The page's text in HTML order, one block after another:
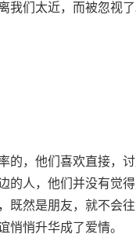
我们太近，而被忽视
的，他们喜欢直接，
的人，他们并没有觉
既然是朋友，就不会
悄悄升华成了爱情。